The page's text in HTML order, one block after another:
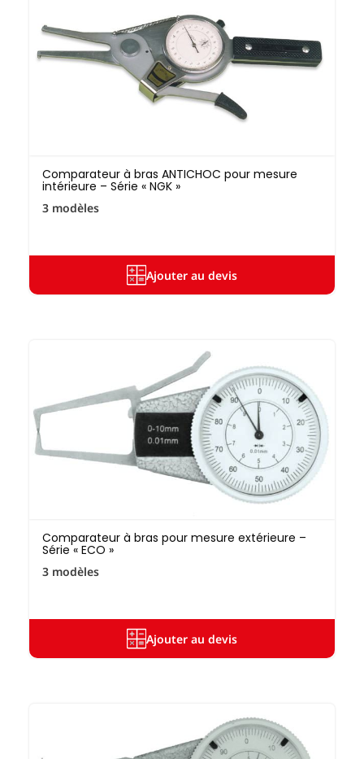
Comparateur à bras ANTICHOC pour mesure
intérieure – Série « NGK »
3 modèles
Ajouter au devis
Comparateur à bras pour mesure extérieure –
Série « ECO »
3 modèles
Ajouter au devis